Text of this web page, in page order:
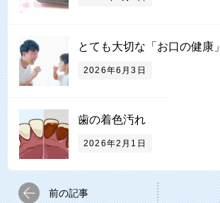
とても大切な「お口の健康」
2026年6月3日
⻭の着⾊汚れ
2026年2月1日
前の記事